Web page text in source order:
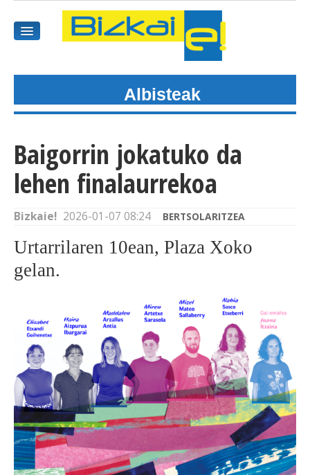
GAIAK
AGENDEA
ALBISTE GUZTIAK
BEREZIAK
ARGAZKIAK
... AUKERA GEHIAGO
Albisteak
Baigorrin jokatuko da
lehen finalaurrekoa
Bizkaie! 2026-01-07 08:24 BERTSOLARITZEA
Urtarrilaren 10ean, Plaza Xoko
gelan.